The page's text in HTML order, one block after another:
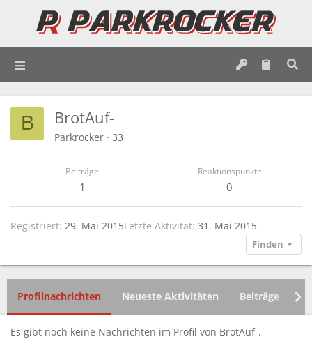
B BrotAuf-
Parkrocker · 33
Beiträge
1
Reaktionspunkte
0
Registriert 29. Mai 2015Letzte Aktivität 31. Mai 2015
Finden
Profilnachrichten Neueste Aktivitäten Beiträge
Es gibt noch keine Nachrichten im Profil von BrotAuf-.